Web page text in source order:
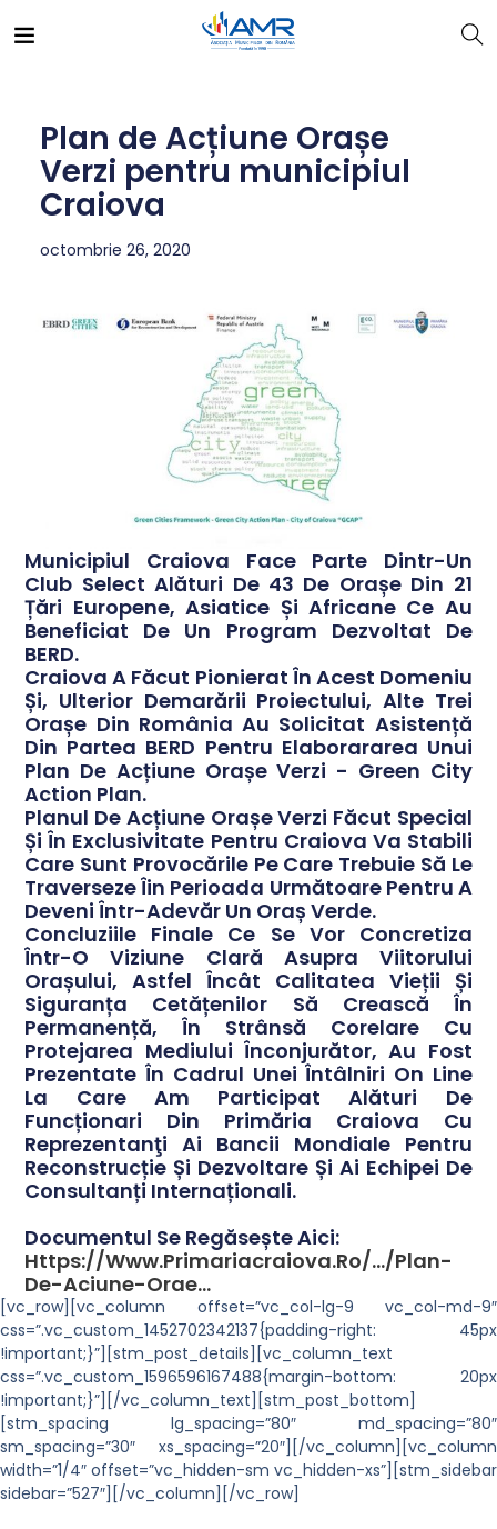
Plan de Acțiune Orașe
Verzi pentru municipiul
Craiova
octombrie 26, 2020
Municipiul Craiova Face Parte Dintr-Un
Club Select Alături De 43 De Orașe Din 21
Țări Europene, Asiatice Și Africane Ce Au
Beneficiat De Un Program Dezvoltat De
BERD.
Craiova A Făcut Pionierat În Acest Domeniu
Și, Ulterior Demarării Proiectului, Alte Trei
Orașe Din România Au Solicitat Asistență
Din Partea BERD Pentru Elaborararea Unui
Plan De Acțiune Orașe Verzi - Green City
Action Plan.
Planul De Acțiune Orașe Verzi Făcut Special
Și În Exclusivitate Pentru Craiova Va Stabili
Care Sunt Provocările Pe Care Trebuie Să Le
Traverseze Îin Perioada Următoare Pentru A
Deveni Într-Adevăr Un Oraș Verde.
Concluziile Finale Ce Se Vor Concretiza
Într-O Viziune Clară Asupra Viitorului
Orașului, Astfel Încât Calitatea Vieții Și
Siguranța Cetățenilor Să Crească În
Permanență, În Strânsă Corelare Cu
Protejarea Mediului Înconjurător, Au Fost
Prezentate În Cadrul Unei Întâlniri On Line
La Care Am Participat Alături De
Funcționari Din Primăria Craiova Cu
Reprezentanţi Ai Bancii Mondiale Pentru
Reconstrucție Și Dezvoltare Și Ai Echipei De
Consultanți Internaționali.
Documentul Se Regăsește Aici:
Https://www.primariacraiova.ro/.../plan-
De-Aciune-Orae...
[vc_row][vc_column offset=”vc_col-lg-9 vc_col-md-9″
css=”.vc_custom_1452702342137{padding-right: 45px
!important;}”][stm_post_details][vc_column_text
css=”.vc_custom_1596596167488{margin-bottom: 20px
!important;}”][/vc_column_text][stm_post_bottom]
[stm_spacing lg_spacing=”80″ md_spacing=”80″
sm_spacing=”30″ xs_spacing=”20″][/vc_column][vc_column
width=”1/4″ offset=”vc_hidden-sm vc_hidden-xs”][stm_sidebar
sidebar=”527″][/vc_column][/vc_row]